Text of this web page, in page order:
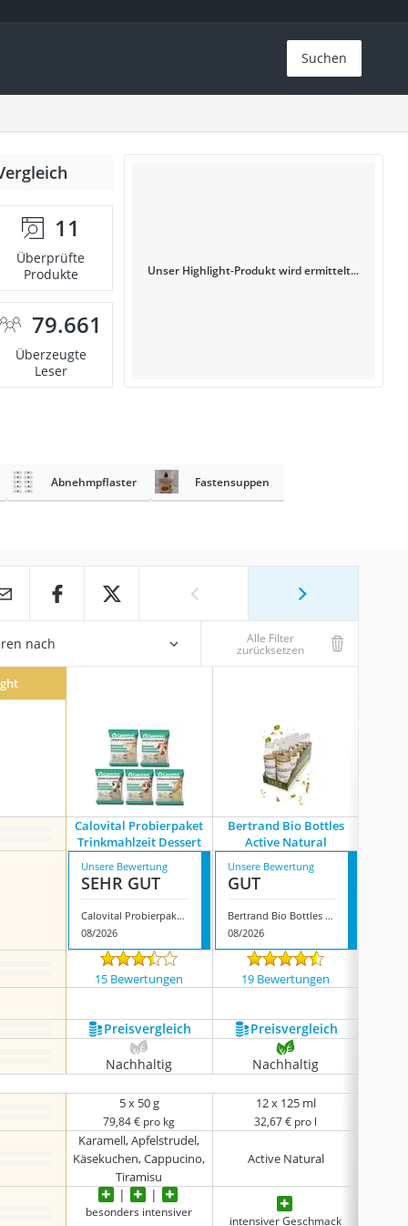
Suchen
11
Überprüfte
Produkte
79.661
Überzeugte
Leser
Unser Highlight-Produkt wird ermittelt...
Abnehmpflaster Fastensuppen
nach Alle Filter
zurücksetzen
Calovital Probierpaket
Trinkmahlzeit Dessert
Bertrand Bio Bottles
Active Natural
Unsere Bewertung
SEHR GUT
Calovital Probierpaket Trinkmahlzeit Dessert
08/2026
Unsere Bewertung
GUT
Bertrand Bio Bottles Active Natural
08/2026
15 Bewertungen 19 Bewertungen
Preis­vergleich Preis­vergleich
Nachhaltig Nachhaltig
5 x 50 g
79,84 € pro kg
12 x 125 ml
32,67 € pro l
Karamell, Apfelstrudel,
Käsekuchen, Cappucino,
Tiramisu
Active Natural
besonders intensiver
intensiver Geschmack